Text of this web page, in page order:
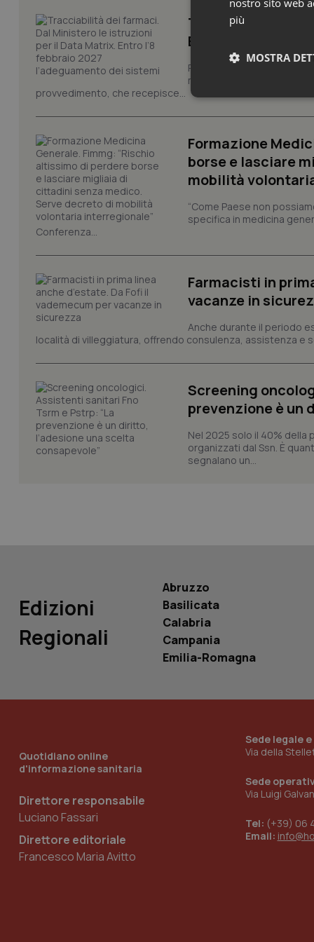
Tracciabilità dei
Entro l’8 febbraio
Pronta la circolare con le
modello europeo di
provvedimento, che recepisce...
Formazione
borse e lasciare
mobilità
“Come Paese non
specifica in medicina
Conferenza...
Farmacisti in
vacanze in
Anche durante il periodo
località di villeggiatura, offrendo consulenza, assistenza e
Screening
prevenzione è un
Nel 2025 solo il 40% della
organizzati dal Ssn. È
segnalano un...
Edizioni
Regionali
Abruzzo
Basilicata
Calabria
Campania
Emilia-Romagna
Quotidiano online
d'informazione sanitaria
Direttore responsabile
Luciano Fassari
Direttore editoriale
Francesco Maria Avitto
Sede legale
Via della
Sede
Via Luigi
Tel: (+39) 06
Email:
nostro sito web
più
MOSTRA
I cookie necessari
Nome
tracking-sites-
tracking-enable
tracking-sites-
Nome
Nome
__Secure-YNID